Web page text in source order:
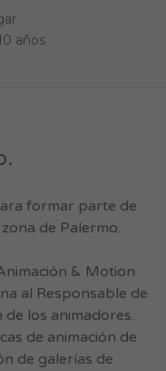
años
formar parte de
de Palermo.
& Motion
al Responsable de
de los animadores.
de animación de
de galerías de